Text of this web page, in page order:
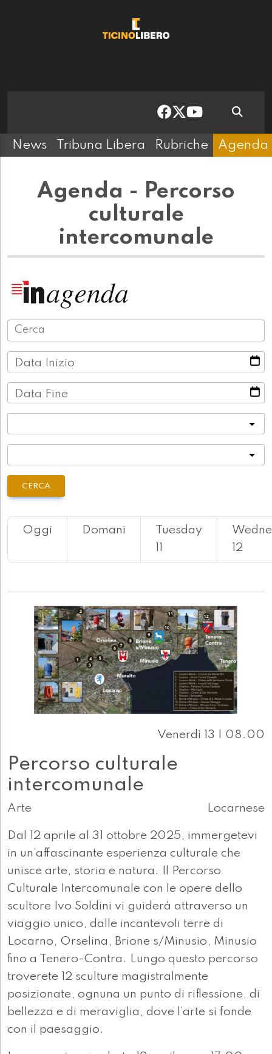
News Tribuna Libera Rubriche Agenda
Agenda - Percorso
culturale
intercomunale
Data Inizio
Data Fine
CERCA
Oggi Domani
Tuesday
11
12
Venerdì 13 | 08.00
Percorso culturale
intercomunale
Arte Locarnese
Dal 12 aprile al 31 ottobre 2025, immergetevi
in un’affascinante esperienza culturale che
unisce arte, storia e natura. Il Percorso
Culturale Intercomunale con le opere dello
scultore Ivo Soldini vi guiderà attraverso un
viaggio unico, dalle incantevoli terre di
Locarno, Orselina, Brione s/Minusio, Minusio
fino a Tenero-Contra. Lungo questo percorso
troverete 12 sculture magistralmente
posizionate, ognuna un punto di riflessione, di
bellezza e di meraviglia, dove l’arte si fonde
con il paesaggio.